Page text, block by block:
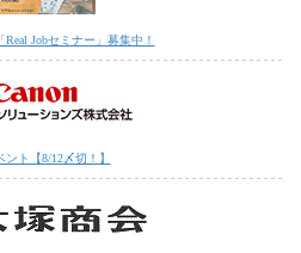
Real Jobセミナー」募集中！
ント【8/12〆切！】